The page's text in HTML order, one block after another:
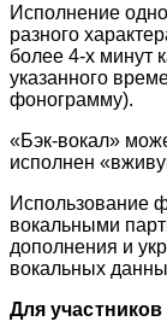
Исполнение
разного
более 4-х минут
указанного
фонограмму).
«Бэк-вокал»
исполнен
Использование
вокальными
дополнения и
вокальных
Для